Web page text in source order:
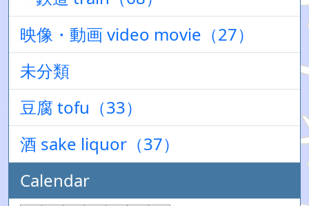
映像・動画 video movie（27）
未分類
豆腐 tofu（33）
酒 sake liquor（37）
Calendar